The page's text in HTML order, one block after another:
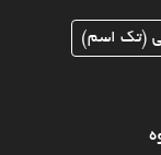
(تک اسم)